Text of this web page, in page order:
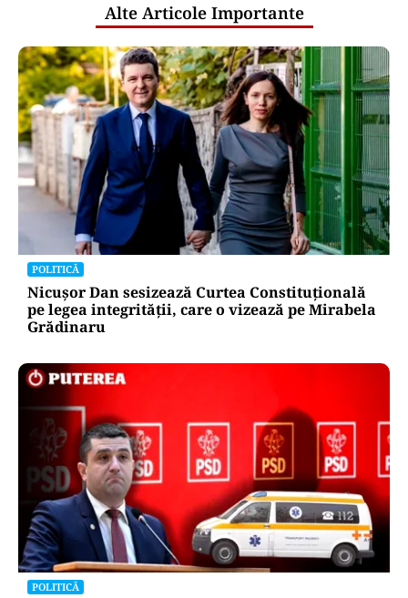
Alte Articole Importante
POLITICĂ
Nicușor Dan sesizează Curtea Constituțională
pe legea integrității, care o vizează pe Mirabela
Grădinaru
POLITICĂ